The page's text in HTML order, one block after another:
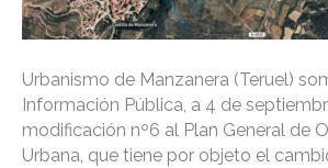
Urbanismo de Manzanera (Teruel)
Información Pública, a 4 de
modificación nº6 al Plan General de
Urbana, que tiene por objeto el